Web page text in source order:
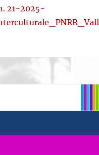
21-2025-